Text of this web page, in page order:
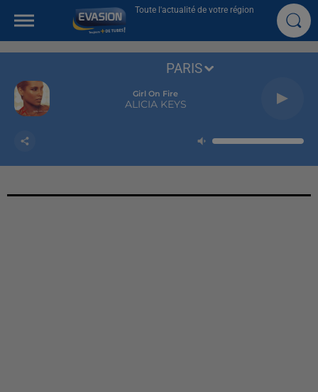
Toute l'actualité de votre région
Girl On Fire
ALICIA KEYS
PARIS